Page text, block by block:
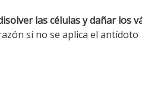
las células y dañar los
si no se aplica el antídoto